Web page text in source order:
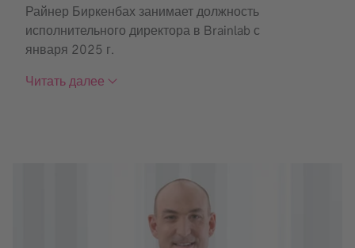
Райнер Биркенбах занимает должность
исполнительного директора в Brainlab с
января 2025 г.
Читать далее